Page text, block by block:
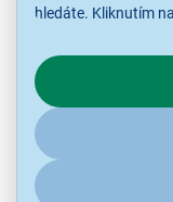
hledáte. Kliknutím
chování na webu
zajímají detaily, jak u
kliknětesem.
MoMi